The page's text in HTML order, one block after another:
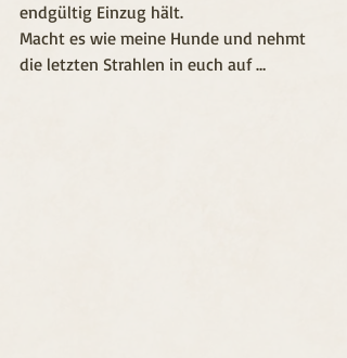
endgültig Einzug hält.
Macht es wie meine Hunde und nehmt
die letzten Strahlen in euch auf …